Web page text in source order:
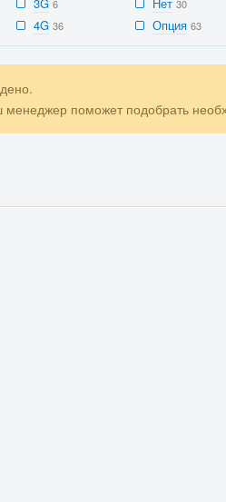
6
4G 36
30
Опция 63
менеджер поможет подобрать